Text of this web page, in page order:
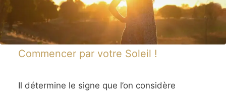
Commencerpar votre Soleil !
Il détermine le signe que l’on considère